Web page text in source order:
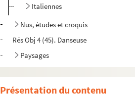
Italiennes
Nus, études et croquis
Rés Obj 4 (45). Danseuse
Paysages
Œuvres d’Henriette Bardey
Présentation du contenu